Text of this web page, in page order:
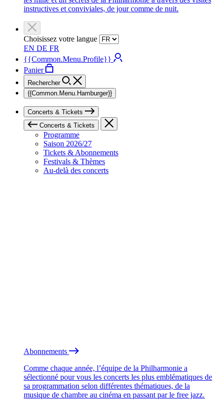
instructives et conviviales, de jour comme de nuit.
Choisissez votre langue
EN DE FR
{{Common.Menu.Profile}}
Panier
Rechercher
{{Common.Menu.Hamburger}}
Concerts & Tickets
Concerts & Tickets
Programme
Saison 2026/27
Tickets & Abonnements
Festivals & Thèmes
Au-delà des concerts
Abonnements
Comme chaque année, l’équipe de la Philharmonie a
sélectionné pour vous les concerts les plus emblématiques de
sa programmation selon différentes thématiques, de la
musique de chambre au cinéma en passant par le free jazz.